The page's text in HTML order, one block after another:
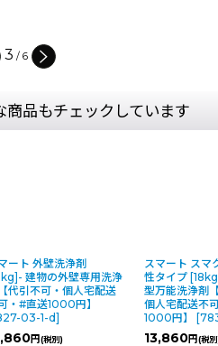
3 / 6
商品もチェックしています
ート 外壁洗浄剤
建物の外壁専用洗浄
代引不可・個人宅配送
・#直送1000円】
03-1-d]
円(税別)
スマート スマ
性タイプ
型万能洗浄剤
個人宅配送不
1000円】
[
13,860円(税